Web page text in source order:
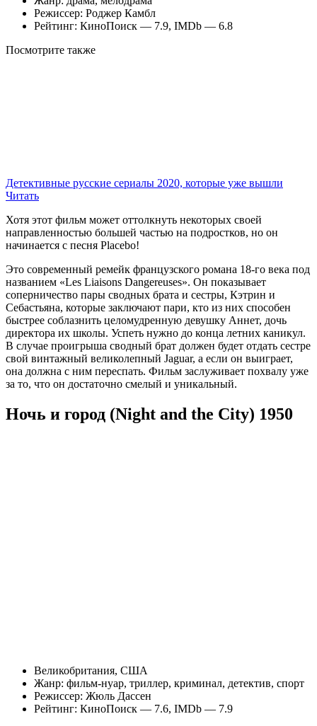
Режиссер: Роджер Камбл
Рейтинг: КиноПоиск — 7.9, IMDb — 6.8
Посмотрите также
Детективные русские сериалы 2020, которые уже вышли
Читать
Хотя этот фильм может оттолкнуть некоторых своей
направленностью большей частью на подростков, но он
начинается с песня Placebo!
Это современный ремейк французского романа 18-го века под
названием «Les Liaisons Dangereuses». Он показывает
соперничество пары сводных брата и сестры, Кэтрин и
Себастьяна, которые заключают пари, кто из них способен
быстрее соблазнить целомудренную девушку Аннет, дочь
директора их школы. Успеть нужно до конца летних каникул.
В случае проигрыша сводный брат должен будет отдать сестре
свой винтажный великолепный Jaguar, а если он выиграет,
она должна с ним переспать. Фильм заслуживает похвалу уже
за то, что он достаточно смелый и уникальный.
Ночь и город (Night and the City) 1950
Великобритания, США
Жанр: фильм-нуар, триллер, криминал, детектив, спорт
Режиссер: Жюль Дассен
Рейтинг: КиноПоиск — 7.6, IMDb — 7.9